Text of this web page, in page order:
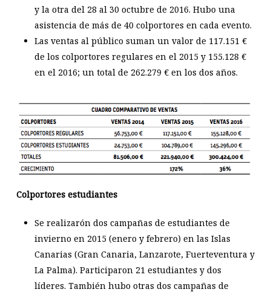
y la otra del 28 al 30 octubre de 2016. Hubo una
asistencia de más de 40 colportores en cada evento.
Las ventas al público suman un valor de 117.151 €
de los colportores regulares en el 2015 y 155.128 €
en el 2016; un total de 262.279 € en los dos años.
Colportores estudiantes
Se realizarón dos campañas de estudiantes de
invierno en 2015 (enero y febrero) en las Islas
Canarias (Gran Canaria, Lanzarote, Fuerteventura y
La Palma). Participaron 21 estudiantes y dos
líderes. También hubo otras dos campañas de